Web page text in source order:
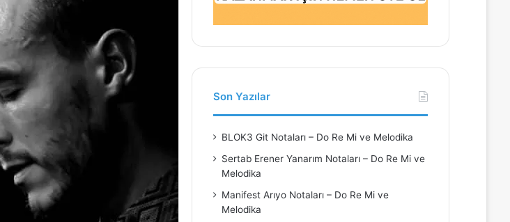
Son Yazılar
BLOK3 Git Notaları – Do Re Mi ve Melodika
Sertab Erener Yanarım Notaları – Do Re Mi ve
Melodika
Manifest Arıyo Notaları – Do Re Mi ve
Melodika